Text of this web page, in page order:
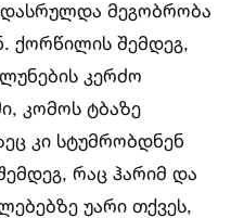
მეგობრობა
ქორწილის შემდეგ,
კერძო
კომოს ტბაზე
კი სტუმრობდნენ
რაც ჰარიმ და
უარი თქვეს,